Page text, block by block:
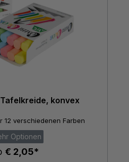
konvex
12 verschiedenen Farben
Optionen
€ 2,05*